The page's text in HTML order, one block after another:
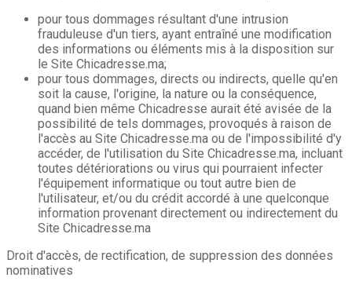
pour tous dommages résultant d'une intrusion
frauduleuse d'un tiers, ayant entraîné une modification
des informations ou éléments mis à la disposition sur
le Site Chicadresse.ma;
pour tous dommages, directs ou indirects, quelle qu'en
soit la cause, l'origine, la nature ou la conséquence,
quand bien même Chicadresse aurait été avisée de la
possibilité de tels dommages, provoqués à raison de
l'accès au Site Chicadresse.ma ou de l'impossibilité d'y
accéder, de l'utilisation du Site Chicadresse.ma, incluant
toutes détériorations ou virus qui pourraient infecter
l'équipement informatique ou tout autre bien de
l'utilisateur, et/ou du crédit accordé à une quelconque
information provenant directement ou indirectement du
Site Chicadresse.ma
Droit d'accès, de rectification, de suppression des données
nominatives